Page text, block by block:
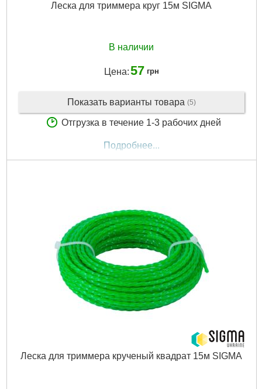
Леска для триммера круг 15м SIGMA
В наличии
Цена:57 грн
Показать варианты товара (5)
Отгрузка в течение 1-3 рабочих дней
Подробнее...
Леска для триммера крученый квадрат 15м SIGMA